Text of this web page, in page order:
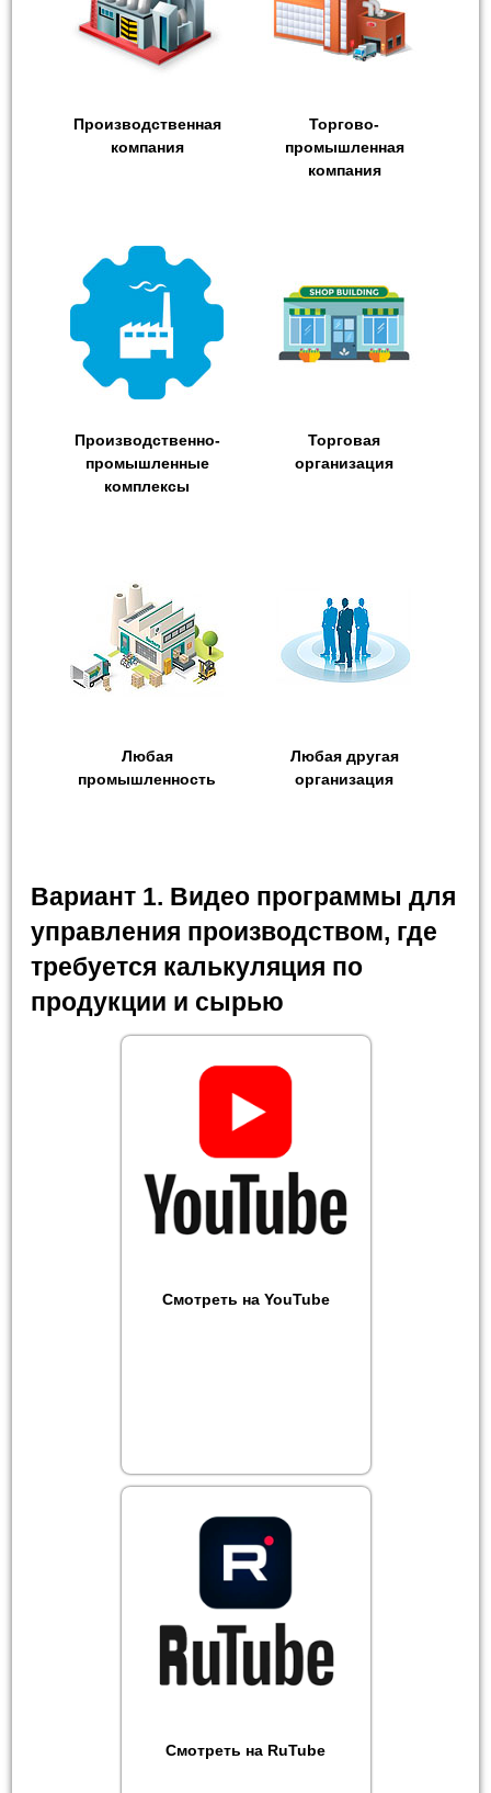
Производственная
компания
Торгово-
промышленная
компания
Производственно-
промышленные
комплексы
Торговая
организация
Любая
промышленность
Любая другая
организация
Вариант 1. Видео программы для
управления производством, где
требуется калькуляция по
продукции и сырью
Смотреть на YouTube
Смотреть на RuTube